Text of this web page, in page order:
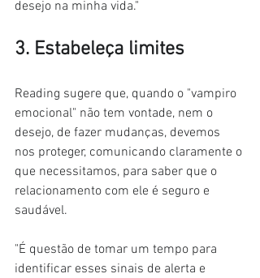
desejo na minha vida."
3. Estabeleça limites
Reading sugere que, quando o "vampiro
emocional" não tem vontade, nem o
desejo, de fazer mudanças, devemos
nos proteger, comunicando claramente o
que necessitamos, para saber que o
relacionamento com ele é seguro e
saudável.
"É questão de tomar um tempo para
identificar esses sinais de alerta e